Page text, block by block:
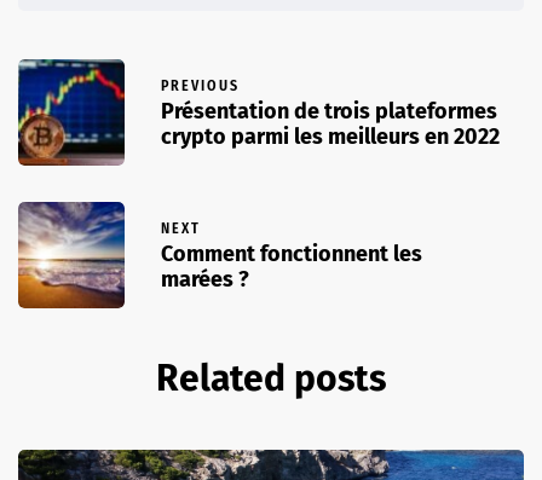
PREVIOUS
Présentation de trois plateformes
crypto parmi les meilleurs en 2022
NEXT
Comment fonctionnent les
marées ?
Related posts